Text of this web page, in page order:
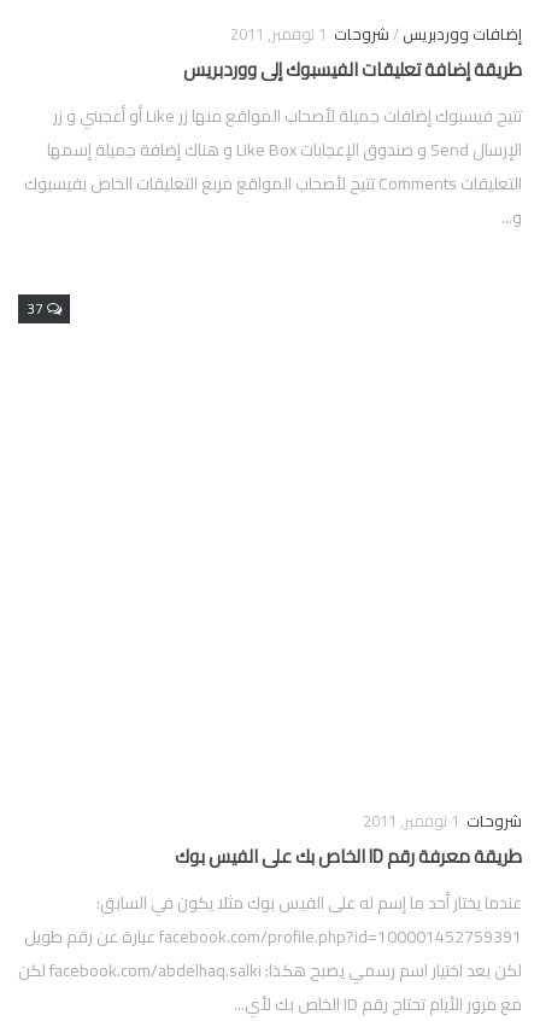
إضافات ووردبريس/شروحات 1 نوفمبر, 2011
طريقة إضافة تعليقات الفيسبوك إلى ووردبريس
تتيح فيسبوك إضافات جميلة لأصحاب المواقع منها زر Like أو أعجبني و زر
الإرسال Send و صندوق الإعجابات Like Box و هناك إضافة جميلة إسمها
التعليقات Comments تتيح لأصحاب المواقع مربع التعليقات الخاص بفيسبوك
و...
37
شروحات 1 نوفمبر, 2011
طريقة معرفة رقم ID الخاص بك على الفيس بوك
عندما يختار أحد ما إسم له على الفيس بوك مثلا يكون في السابق:
facebook.com/profile.php?id=100001452759391 عبارة عن رقم طويل
لكن بعد اختيار اسم رسمي يصبح هكذا: facebook.com/abdelhaq.salki لكن
مع مرور الأيام تحتاج رقم ID الخاص بك لأي...